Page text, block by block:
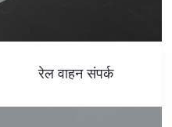
रेल वाहन संपर्क